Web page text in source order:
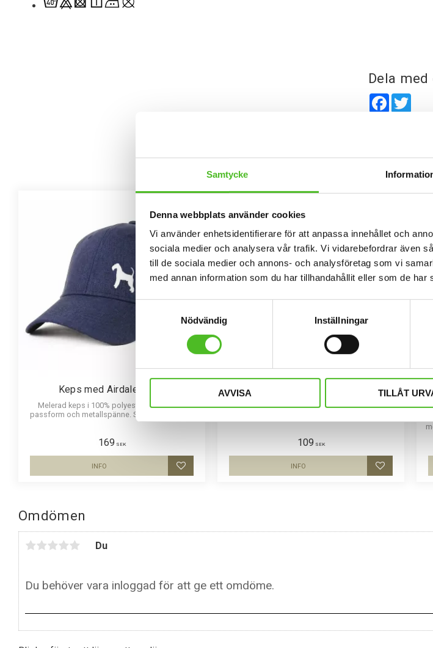
Samtycke
Denna webbplats använder cookies
Vi använder enhetsidentifierare för att anpassa innehållet och
sociala medier och analysera vår trafik. Vi vidarebefordrar även
till de sociala medier och annons- och analysföretag som vi
med annan information som du har tillhandahållit eller som de
Samtyckesval
Nödvändig
Inställningar
AVVISA TILLÅT
Dela med
Facebook
Omdömen
Du
Keps med Airdaleterrier
Melerad keps i 100% polyester med snygg
passform och metallspänne. Siluettmotiv av en
169 SEK
Lägg till i favoriter
INFO
Pannband med Airdaleterrier
Pannband i kraftig Bomull / Elastan med ett
109 SEK
Lägg till i
INFO